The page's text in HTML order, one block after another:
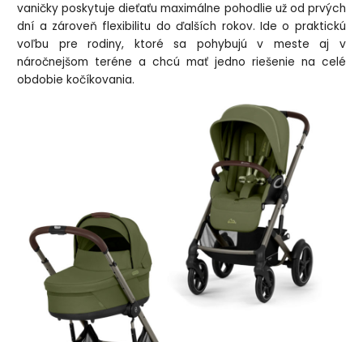
vaničky poskytuje dieťaťu maximálne pohodlie už od prvých
dní a zároveň flexibilitu do ďalších rokov. Ide o praktickú
voľbu pre rodiny, ktoré sa pohybujú v meste aj v
náročnejšom teréne a chcú mať jedno riešenie na celé
obdobie kočíkovania.